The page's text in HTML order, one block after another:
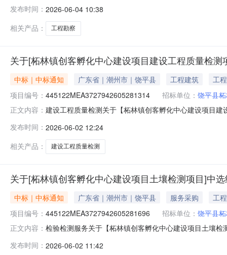
审批项目否采购项目编码：
发布时间： 2026-06-04 10:38
相关产品：
工程勘察
关于[柘林镇创客孵化中心建设项目建设工程质量检测
中标｜中标通知 广东省｜潮州市｜饶平县 工程建筑
工程
项目编号： 445122MEA3727942605281314 招标单位： 饶平县
正文内容： 建设工程质量检测关于【柘林镇创客孵化中心建设项目
管理的中介服务项目采购）投资审批项目否采购项目编
发布时间： 2026-06-02 12:24
相关产品：
建设工程质量检测
关于[柘林镇创客孵化中心建设项目土壤检测项目]中
中标｜中标通知 广东省｜潮州市｜饶平县 服务采购
工程
项目编号： 445122MEA3727942605281696 招标单位： 饶平县
正文内容： 检验检测服务关于【柘林镇创客孵化中心建设项目土壤
目采购）投资审批项目否采购项目编码：
发布时间： 2026-06-02 11:42